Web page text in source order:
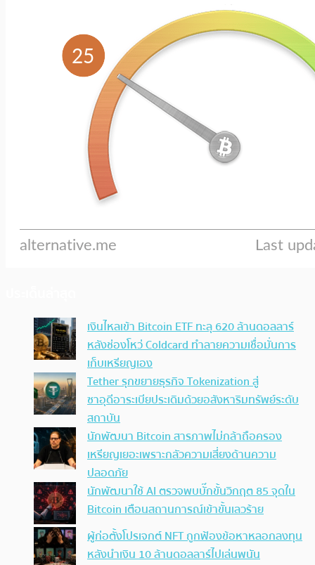
เงินไหลเข้า Bitcoin ETF ทะลุ 620 ล้านดอลลาร์
หลังช่องโหว่ Coldcard ทำลายความเชื่อมั่นการ
เก็บเหรียญเอง
Tether รุกขยายธุรกิจ Tokenization สู่
ซาอุดีอาระเบียประเดิมด้วยอสังหาริมทรัพย์ระดับ
สถาบัน
นักพัฒนา Bitcoin สารภาพไม่กล้าถือครอง
เหรียญเยอะเพราะกลัวความเสี่ยงด้านความ
ปลอดภัย
นักพัฒนาใช้ AI ตรวจพบบั๊กขั้นวิกฤต 85 จุดใน
Bitcoin เตือนสถานการณ์เข้าขั้นเลวร้าย
ผู้ก่อตั้งโปรเจกต์ NFT ถูกฟ้องข้อหาหลอกลงทุน
หลังนำเงิน 10 ล้านดอลลาร์ไปเล่นพนัน